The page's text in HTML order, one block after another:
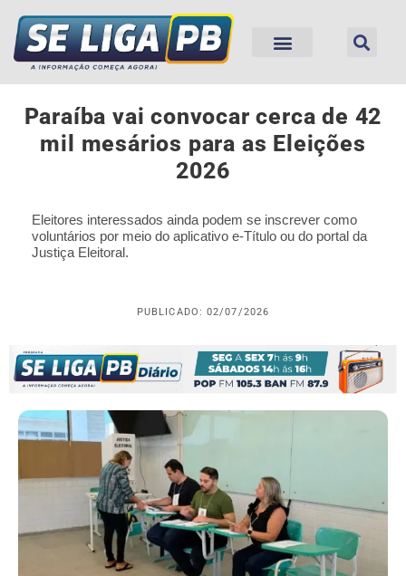
Paraíba vai convocar cerca de 42
mil mesários para as Eleições
2026
Eleitores interessados ainda podem se inscrever como
voluntários por meio do aplicativo e-Título ou do portal da
Justiça Eleitoral.
PUBLICADO: 02/07/2026